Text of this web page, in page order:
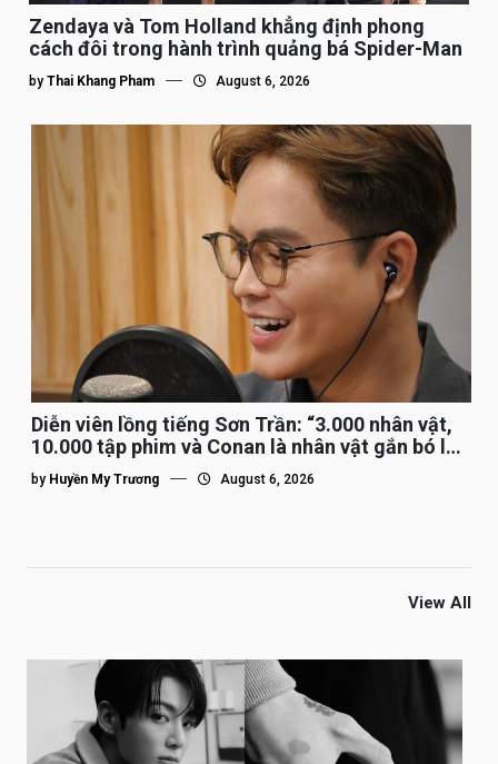
Zendaya và Tom Holland khẳng định phong
cách đôi trong hành trình quảng bá Spider-Man
by Thai Khang Pham August 6, 2026
Diễn viên lồng tiếng Sơn Trần: “3.000 nhân vật,
10.000 tập phim và Conan là nhân vật gắn bó lâu
nhất”
by Huyền My Trương August 6, 2026
View All